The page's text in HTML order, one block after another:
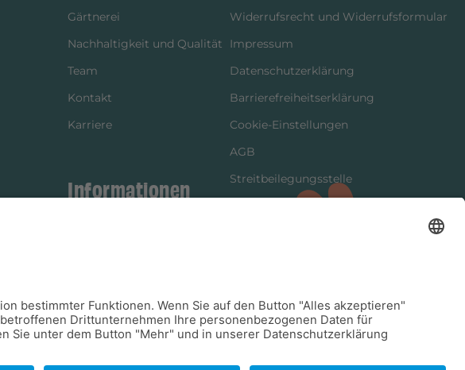
Gärtnerei
Nachhaltigkeit und Qualität
Team
Kontakt
Karriere
Informationen
Versandinformationen
Widerrufsrecht und Widerrufsformular
Impressum
Datenschutzerklärung
Barrierefreiheitserklärung
Cookie-Einstellungen
AGB
Streitbeilegungsstelle